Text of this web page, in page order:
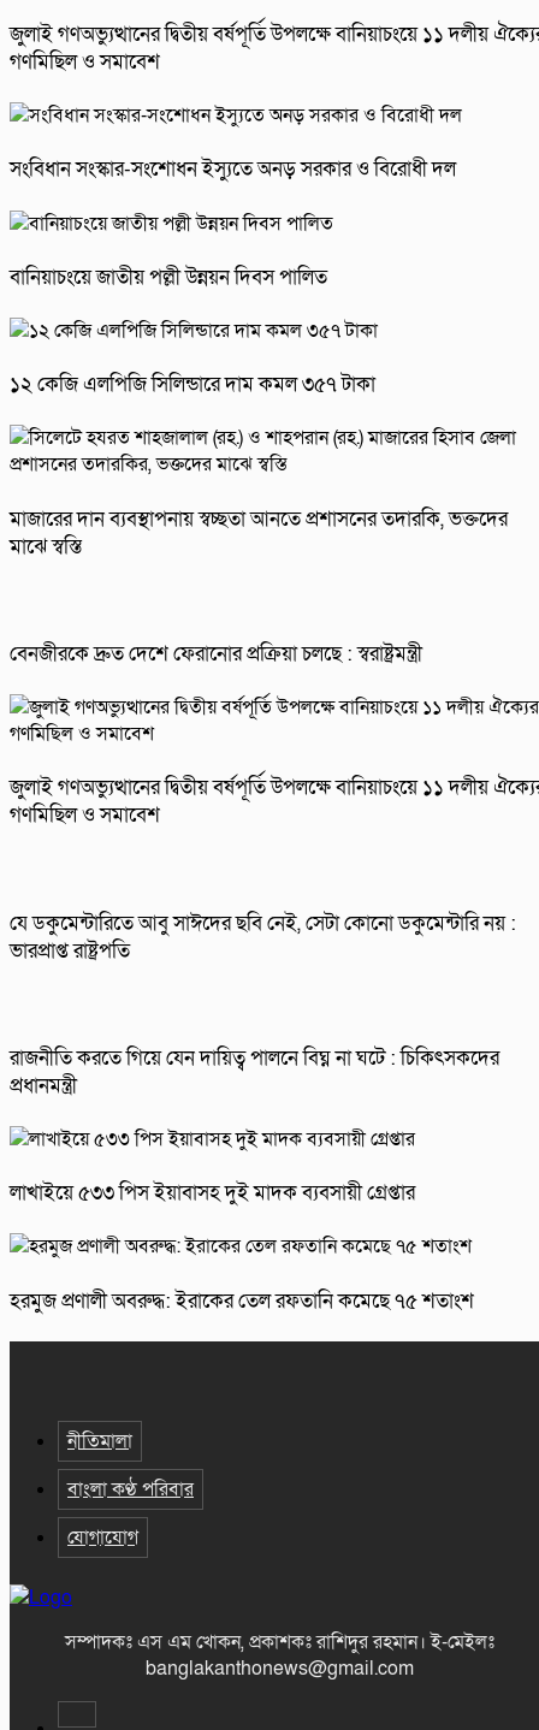
জুলাই গণঅভ্যুত্থানের দ্বিতীয় বর্ষপূর্তি উপলক্ষে বানিয়াচংয়ে ১১ দলীয়
গণমিছিল ও সমাবেশ
সংবিধান সংস্কার-সংশোধন ইস্যুতে অনড় সরকার ও বিরোধী দল
বানিয়াচংয়ে জাতীয় পল্লী উন্নয়ন দিবস পালিত
১২ কেজি এলপিজি সিলিন্ডারে দাম কমল ৩৫৭ টাকা
মাজারের দান ব্যবস্থাপনায় স্বচ্ছতা আনতে প্রশাসনের তদারকি, ভক্তদের
মাঝে স্বস্তি
বেনজীরকে দ্রুত দেশে ফেরানোর প্রক্রিয়া চলছে : স্বরাষ্ট্রমন্ত্রী
জুলাই গণঅভ্যুত্থানের দ্বিতীয় বর্ষপূর্তি উপলক্ষে বানিয়াচংয়ে ১১ দলীয়
গণমিছিল ও সমাবেশ
যে ডকুমেন্টারিতে আবু সাঈদের ছবি নেই, সেটা কোনো ডকুমেন্টারি নয় :
ভারপ্রাপ্ত রাষ্ট্রপতি
রাজনীতি করতে গিয়ে যেন দায়িত্ব পালনে বিঘ্ন না ঘটে : চিকিৎসকদের
প্রধানমন্ত্রী
লাখাইয়ে ৫৩৩ পিস ইয়াবাসহ দুই মাদক ব্যবসায়ী গ্রেপ্তার
হরমুজ প্রণালী অবরুদ্ধ: ইরাকের তেল রফতানি কমেছে ৭৫ শতাংশ
নীতিমালা
বাংলা কণ্ঠ পরিবার
যোগাযোগ
সম্পাদকঃ এস এম খোকন, প্রকাশকঃ রাশিদুর রহমান।ই-মেইলঃ
banglakanthonews@gmail.com